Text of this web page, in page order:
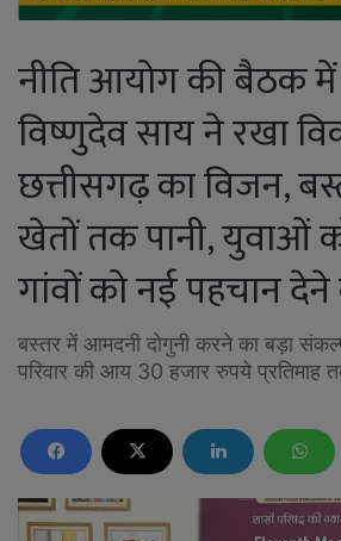
नीति आयोग की बैठक में
विष्णुदेव साय ने रखा
छत्तीसगढ़ का विजन,
खेतों तक पानी, युवाओं
गांवों को नई पहचान देने
बस्तर में आमदनी दोगुनी करने का बड़ा
परिवार की आय 30 हजार रुपये प्रतिमाह